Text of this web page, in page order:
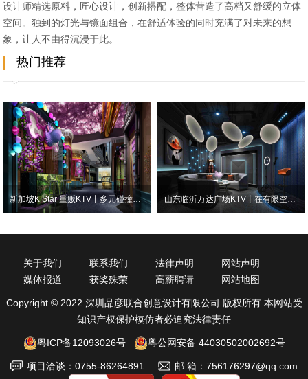
设计师精选原料，匠心设计，创新搭配，整体营造了高档又舒缓的立体
空间。独到的灯光与镜面组合，在舒适体验的同时充满了对未来的想
象，让人不由得沉浸于此。
热门推荐
山东临沂万达广场KTV丨在有限空间中创造无限可能
关于我们 联系我们 法律声明
网站声明
媒体报道
获奖殊荣 高薪聘请 网站地图
Copyright © 2022 深圳品彦联合创意设计有限公司 版权所有 本网站受
知识产权保护模仿者必追究法律责任
粤ICP备12093026号 粤公网安备 44030502002692号
项目洽谈：0755-86264891 邮 箱：756176297@qq.com